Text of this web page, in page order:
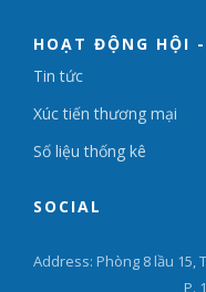
HOẠT ĐỘNG HỘI
Tin tức
Xúc tiến thương mại
Số liệu thống kê
SOCIAL
Address: Phòng 8 lầu 15,
P.